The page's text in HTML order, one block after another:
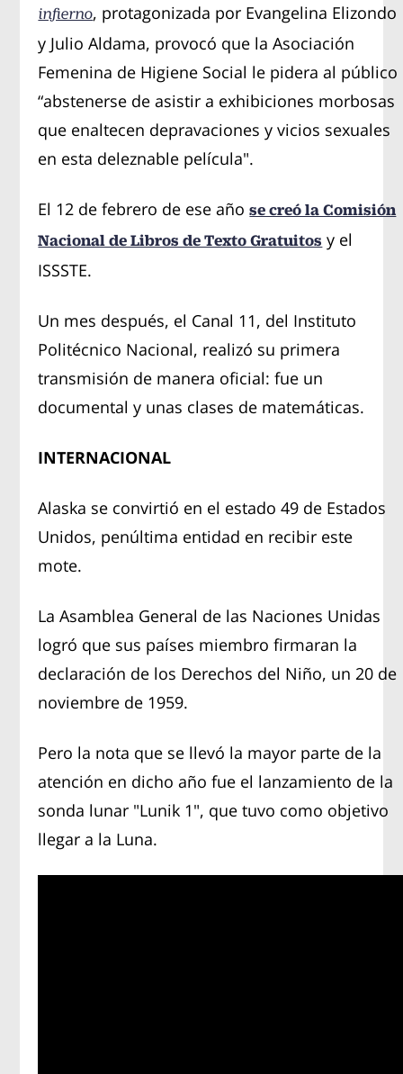
infierno, protagonizada por Evangelina Elizondo
y Julio Aldama, provocó que la Asociación
Femenina de Higiene Social le pidera al público
“abstenerse de asistir a exhibiciones morbosas
que enaltecen depravaciones y vicios sexuales
en esta deleznable película".
El 12 de febrero de ese añose creó la Comisión
Nacional de Libros de Texto Gratuitos y el
ISSSTE.
Un mes después, el Canal 11, del Instituto
Politécnico Nacional, realizó su primera
transmisión de manera oficial: fue un
documental y unas clases de matemáticas.
INTERNACIONAL
Alaska se convirtió en el estado 49 de Estados
Unidos, penúltima entidad en recibir este
mote.
La Asamblea General de las Naciones Unidas
logró que sus países miembro firmaran la
declaración de los Derechos del Niño, un 20 de
noviembre de 1959.
Pero la nota que se llevó la mayor parte de la
atención en dicho año fue el lanzamiento de la
sonda lunar "Lunik 1", que tuvo como objetivo
llegar a la Luna.